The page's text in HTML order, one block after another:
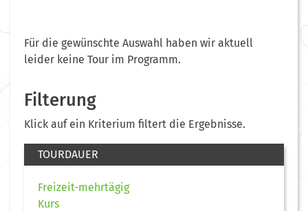
Für die gewünschte Auswahl haben wir aktuell
leider keine Tour im Programm.
Filterung
Klick auf ein Kriterium filtert die Ergebnisse.
TOURDAUER
Freizeit-mehrtägig
Kurs